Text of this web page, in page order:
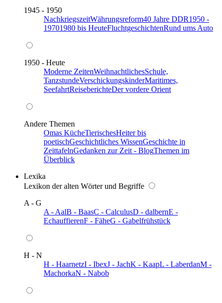
1945 - 1950
NachkriegszeitWährungsreform40 Jahre DDR1950 -
19701980 bis HeuteFluchtgeschichtenRund ums Auto
1950 - Heute
Moderne ZeitenWeihnachtlichesSchule,
TanzstundeVerschickungskinderMaritimes,
SeefahrtReiseberichteDer vordere Orient
Andere Themen
Omas KücheTierischesHeiter bis
poetischGeschichtliches WissenGeschichte in
ZeittafelnGedanken zur Zeit - BlogThemen im
Überblick
Lexika
Lexikon der alten Wörter und Begriffe
A - G
A - AalB - BaasC - CalculusD - dalbernE -
EchauffierenF - FäheG - Gabelfrühstück
H - N
H - HaarnetzI - IbexJ - JachK - KaapL - LaberdanM -
MachorkaN - Nabob